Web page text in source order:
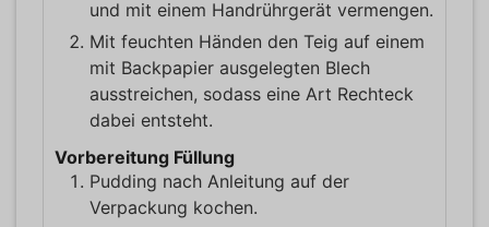
und mit einem Handrührgerät vermengen.
Mit feuchten Händen den Teig auf einem
mit Backpapier ausgelegten Blech
ausstreichen, sodass eine Art Rechteck
dabei entsteht.
Vorbereitung Füllung
Pudding nach Anleitung auf der
Verpackung kochen.